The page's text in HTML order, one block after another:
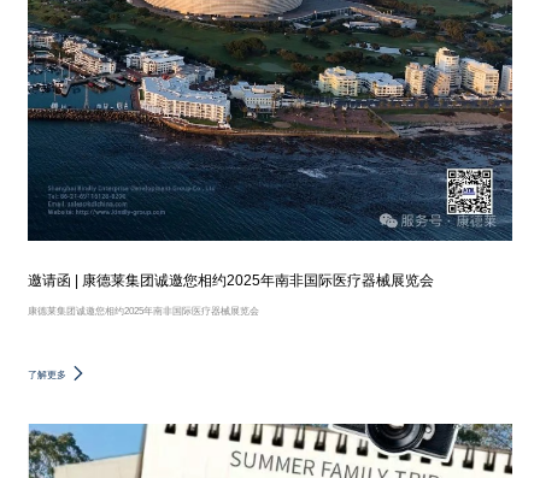
邀请函 | 康德莱集团诚邀您相约2025年南非国际医疗器械展览会
康德莱集团诚邀您相约2025年南非国际医疗器械展览会
了解更多